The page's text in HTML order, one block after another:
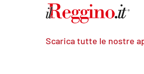
Scarica tutte le nostre